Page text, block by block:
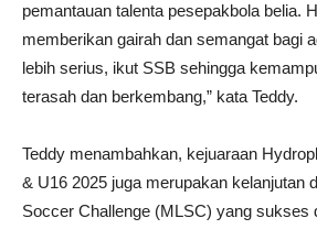
pemantauan talenta pesepakbola belia.
memberikan gairah dan semangat bagi
lebih serius, ikut SSB sehingga
terasah dan berkembang,” kata Teddy.
Teddy menambahkan, kejuaraan
& U16 2025 juga merupakan kelanjutan
Soccer Challenge (MLSC) yang sukses